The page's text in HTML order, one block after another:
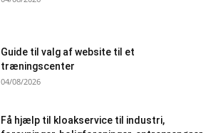
Guide til valg af website til et
træningscenter
04/08/2026
Få hjælp til kloakservice til industri,